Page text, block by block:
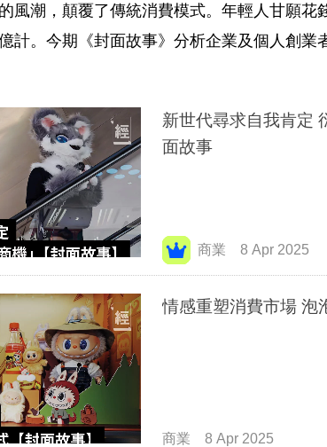
風潮，顛覆了傳統消費模式。年輕人甘願花
計。今期《封面故事》分析企業及個人創業
新世代尋求自我肯定
面故事
商業 8 Apr 2025
情感重塑消費市場 泡
商業 8 Apr 2025